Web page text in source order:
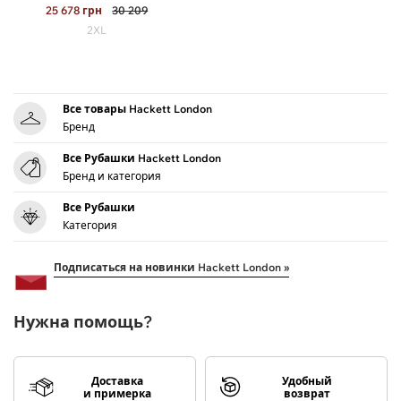
25 678 грн
30 209
2XL
Все товары Hackett London
Бренд
Все Рубашки Hackett London
Бренд и категория
Все Рубашки
Категория
Подписаться на новинки Hackett London »
Нужна помощь?
Доставка
и примерка
Удобный
возврат